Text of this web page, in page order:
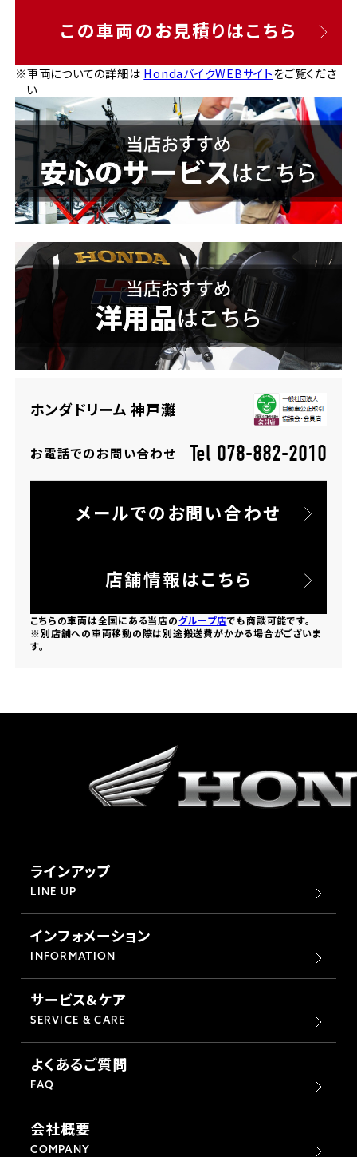
この車両のお見積りはこちら
※車両についての詳細は HondaバイクWEBサイトをご覧くださ
い
ホンダドリーム 神戸灘
お電話でのお問い合わせ Tel 078-882-2010
メールでのお問い合わせ
店舗情報はこちら
こちらの車両は全国にある当店のグループ店でも商談可能です。
※別店舗への車両移動の際は別途搬送費がかかる場合がございま
す。
ラインアップ
LINE UP
インフォメーション
INFORMATION
サービス&ケア
SERVICE & CARE
よくあるご質問
FAQ
会社概要
COMPANY
ホンダドリーム 横浜緑
千葉県
ホンダドリーム 船橋
ホンダドリーム 松戸
ホンダドリーム 蘇我
埼玉県
ホンダドリーム 所沢
ホンダドリーム 大宮
ホンダドリーム 水戸北
ホンダドリーム 神戸灘
ホンダドリーム 尼崎
ホンダドリーム 姫路
ホンダドリーム 西宮甲子園
奈良県
ホンダドリーム 奈良